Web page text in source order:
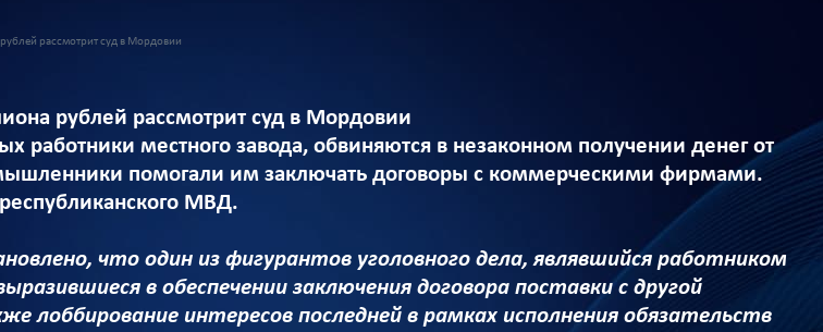
рассмотрит суд в Мордовии
рублей рассмотрит суд в Мордовии
работники местного завода, обвиняются в незаконном получении денег от
помогали им заключать договоры с коммерческими фирмами.
МВД.
что один из фигурантов уголовного дела, являвшийся работником
в обеспечении заключения договора поставки с другой
лоббирование интересов последней в рамках исполнения обязательств